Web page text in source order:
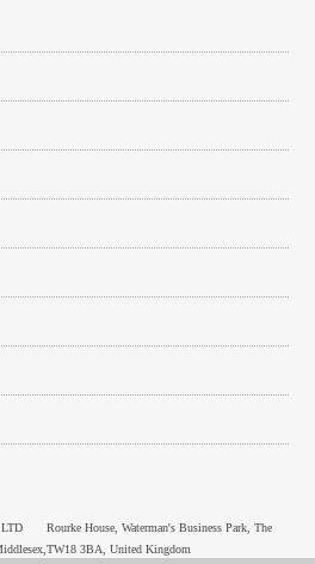
Rourke House, Waterman's Business Park, The
3BA, United Kingdom